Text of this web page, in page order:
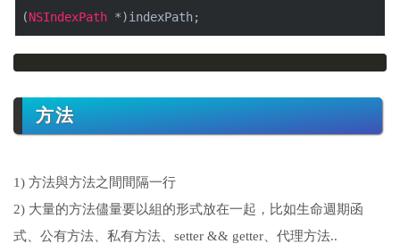
(NSIndexPath *)indexPath;
方法
1) 方法與方法之間間隔一行
2) 大量的方法儘量要以組的形式放在一起，比如生命週期函
式、公有方法、私有方法、setter && getter、代理方法..